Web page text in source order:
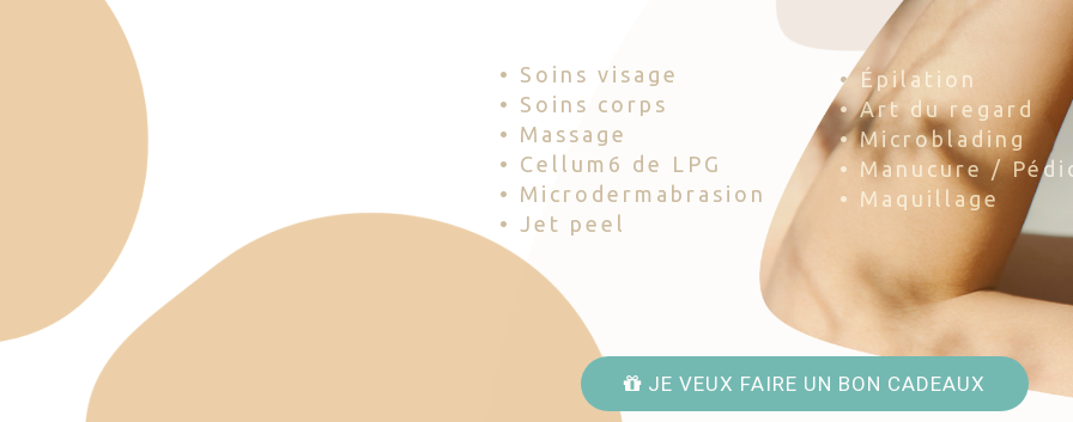
• Soins visage
• Soins corps
• Massage
• Cellum6 de LPG
• Microdermabrasion
• Jet peel
• Épilation
• Art du regard
• Microblading
• Manucure /
• Maquillage
JE VEUX FAIRE UN BON CADEAUX